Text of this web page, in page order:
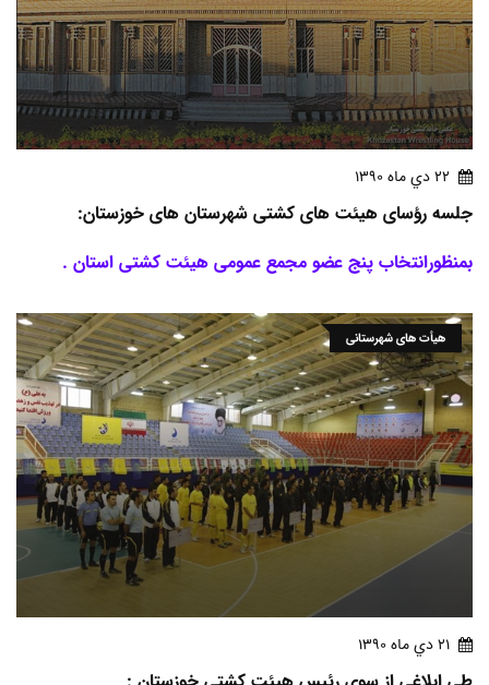
22 دي ماه 1390
جلسه رؤسای هیئت های کشتی شهرستان های خوزستان:
بمنظورانتخاب پنج عضو مجمع عمومی هیئت کشتی استان .
هیأت های شهرستانی
21 دي ماه 1390